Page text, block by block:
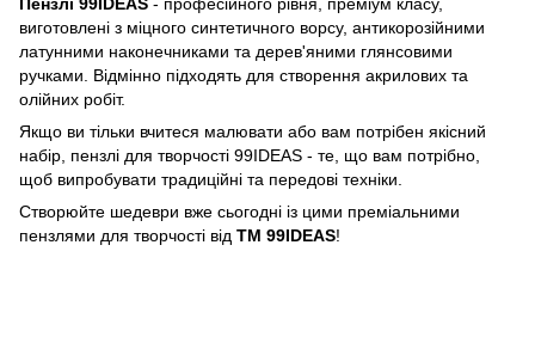
виготовлені з міцного синтетичного ворсу, антикорозійними
латунними наконечниками та дерев'яними глянсовими
ручками. Вiдмiнно підходять для створення акрилових та
олійних робіт.
Якщо ви тільки вчитеся малювати або вам потрібен якісний
набір, пензлі для творчості 99IDEAS - те, що вам потрібно,
щоб випробувати традиційні та передові техніки.
Створюйте шедеври вже сьогодні із цими преміальними
пензлями для творчості від ТМ 99IDEAS!